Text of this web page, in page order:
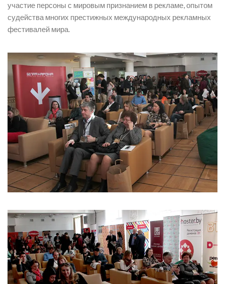
участие персоны с мировым признанием в рекламе, опытом
судейства многих престижных международных рекламных
фестивалей мира.